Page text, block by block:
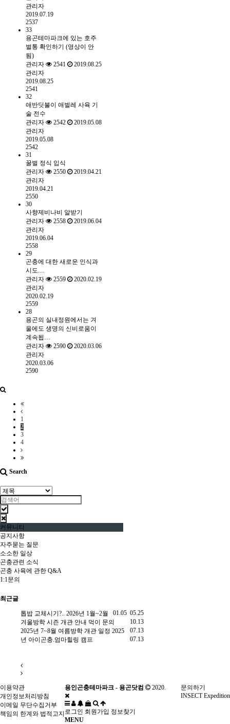
관리자
2019.07.19
2537
33
용곤테마파크에 있는 호주
벌통 확인하기 (영상이 안
됨)
관리자
2541
2019.08.25
관리자
2019.08.25
2541
32
애반딧불이 애벌레 사육 기
술 전수
관리자
2542
2019.05.08
관리자
2019.05.08
2542
31
꿀벌 정식 입식
관리자
2550
2019.04.21
관리자
2019.04.21
2550
30
사향제비나비 알받기
관리자
2558
2019.06.04
관리자
2019.06.04
2558
29
곤충에 대한 새로운 인식과
시도....
관리자
2559
2020.02.19
관리자
2020.02.19
2559
28
용곤의 실내정원에서는 겨
울에도 생명의 신비로움이
계속됩…
관리자
2590
2020.03.06
관리자
2020.03.06
2590
1
2
3
4
Search
커뮤니티
공지사항
자주묻는 질문
소소한 일상
곤충관련 소식
곤충 사육에 관한 Q&A
1:1문의
최근글
05.25
톱밥 교체시기?.. 01.05
2026년 1월~2월
겨울방학 시즌 개관 안내
10.13
먹이 문의
07.13
2025년 7~8월 여름방학 개관 일정
07.13
2025
년 아이곤충.엄마힐링 캠프
이용약관
개인정보처리방침
이메일 무단수집거부
책임의 한계와 법적고지
문의하기
INSECT Expedition
용인곤충테마파크 - 용곤닷컴 2020.
로그인 회원가입 정보찾기
MENU